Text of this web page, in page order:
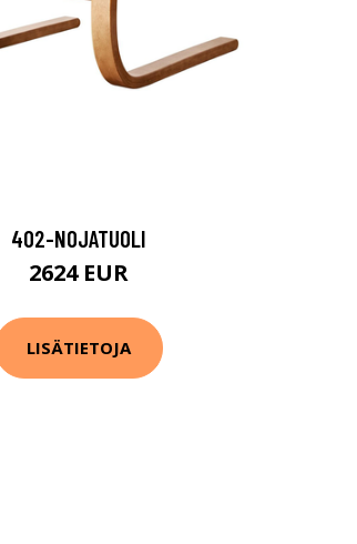
402-NOJATUOLI
2624 EUR
LISÄTIETOJA